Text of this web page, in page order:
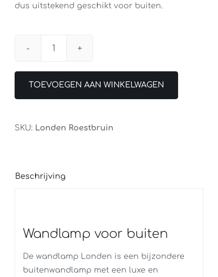
dus uitstekend geschikt voor buiten.
Buitenlamp
Roestbruin
TOEVOEGEN AAN WINKELWAGEN
SKU: Londen Roestbruin
Beschrijving
Wandlamp voor buiten
De wandlamp Londen is een bijzondere
buitenwandlamp met een luxe en